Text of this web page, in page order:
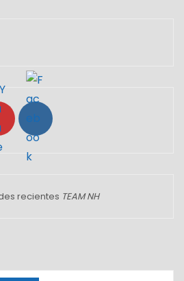
recientes TEAM NH